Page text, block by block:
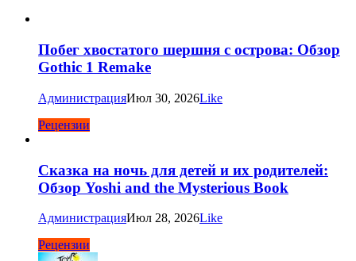
Побег хвостатого шершня с острова: Обзор
Gothic 1 Remake
АдминистрацияИюл 30, 2026Like
Рецензии
Сказка на ночь для детей и их родителей:
Обзор Yoshi and the Mysterious Book
АдминистрацияИюл 28, 2026Like
Рецензии